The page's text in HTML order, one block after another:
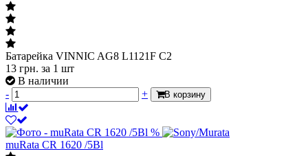
Батарейка VINNIC AG8 L1121F C2
13 грн. за 1 шт
В наличии
-
+ В корзину
%
muRata CR 1620 /5Bl